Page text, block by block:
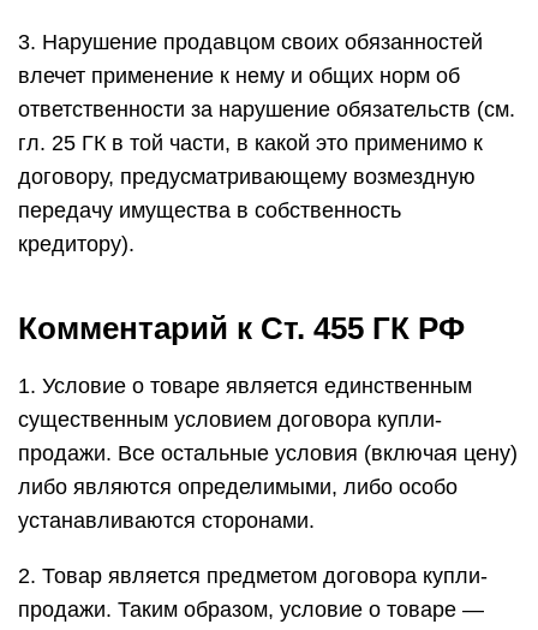
3. Нарушение продавцом своих обязанностей
влечет применение к нему и общих норм об
ответственности за нарушение обязательств (см.
гл. 25 ГК в той части, в какой это применимо к
договору, предусматривающему возмездную
передачу имущества в собственность
кредитору).
Комментарий к Ст. 455 ГК РФ
1. Условие о товаре является единственным
существенным условием договора купли-
продажи. Все остальные условия (включая цену)
либо являются определимыми, либо особо
устанавливаются сторонами.
2. Товар является предметом договора купли-
продажи. Таким образом, условие о товаре —